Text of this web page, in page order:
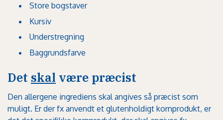
Store bogstaver
Kursiv
Understregning
Baggrundsfarve
Det skal være præcist
Den allergene ingrediens skal angives så præcist som
muligt. Er der fx anvendt et glutenholdigt kornprodukt, er